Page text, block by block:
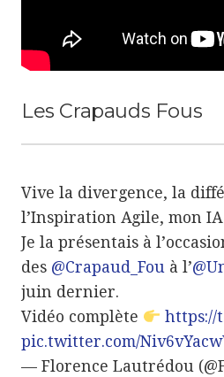
Les Crapauds Fous
Vive la divergence, la
l’Inspiration Agile, mon IA
Je la présentais à
des @Crapaud_Fou à l’
juin dernier.
Vidéo complète
https://
pic.twitter.com/
— Florence Lautrédou